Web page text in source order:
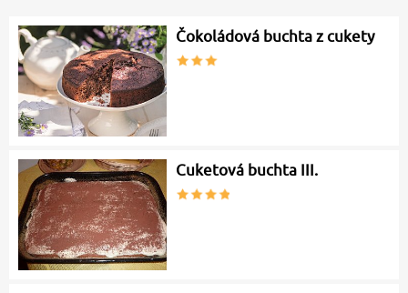
Čokoládová buchta z cukety
Cuketová buchta III.